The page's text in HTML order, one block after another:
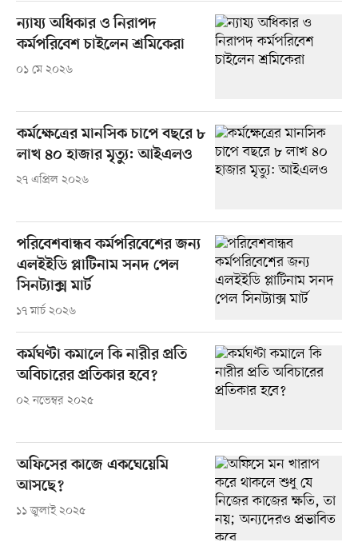
ন্যায্য অধিকার ও নিরাপদ
কর্মপরিবেশ চাইলেন শ্রমিকেরা
০১ মে ২০২৬
কর্মক্ষেত্রের মানসিক চাপে বছরে ৮
লাখ ৪০ হাজার মৃত্যু: আইএলও
২৭ এপ্রিল ২০২৬
পরিবেশবান্ধব কর্মপরিবেশের জন্য
এলইইডি প্লাটিনাম সনদ পেল
সিনট্যাক্স মার্ট
১৭ মার্চ ২০২৬
কর্মঘণ্টা কমালে কি নারীর প্রতি
অবিচারের প্রতিকার হবে?
০২ নভেম্বর ২০২৫
অফিসের কাজে একঘেয়েমি
আসছে?
১১ জুলাই ২০২৫